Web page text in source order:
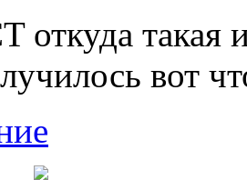
откуда такая
вот